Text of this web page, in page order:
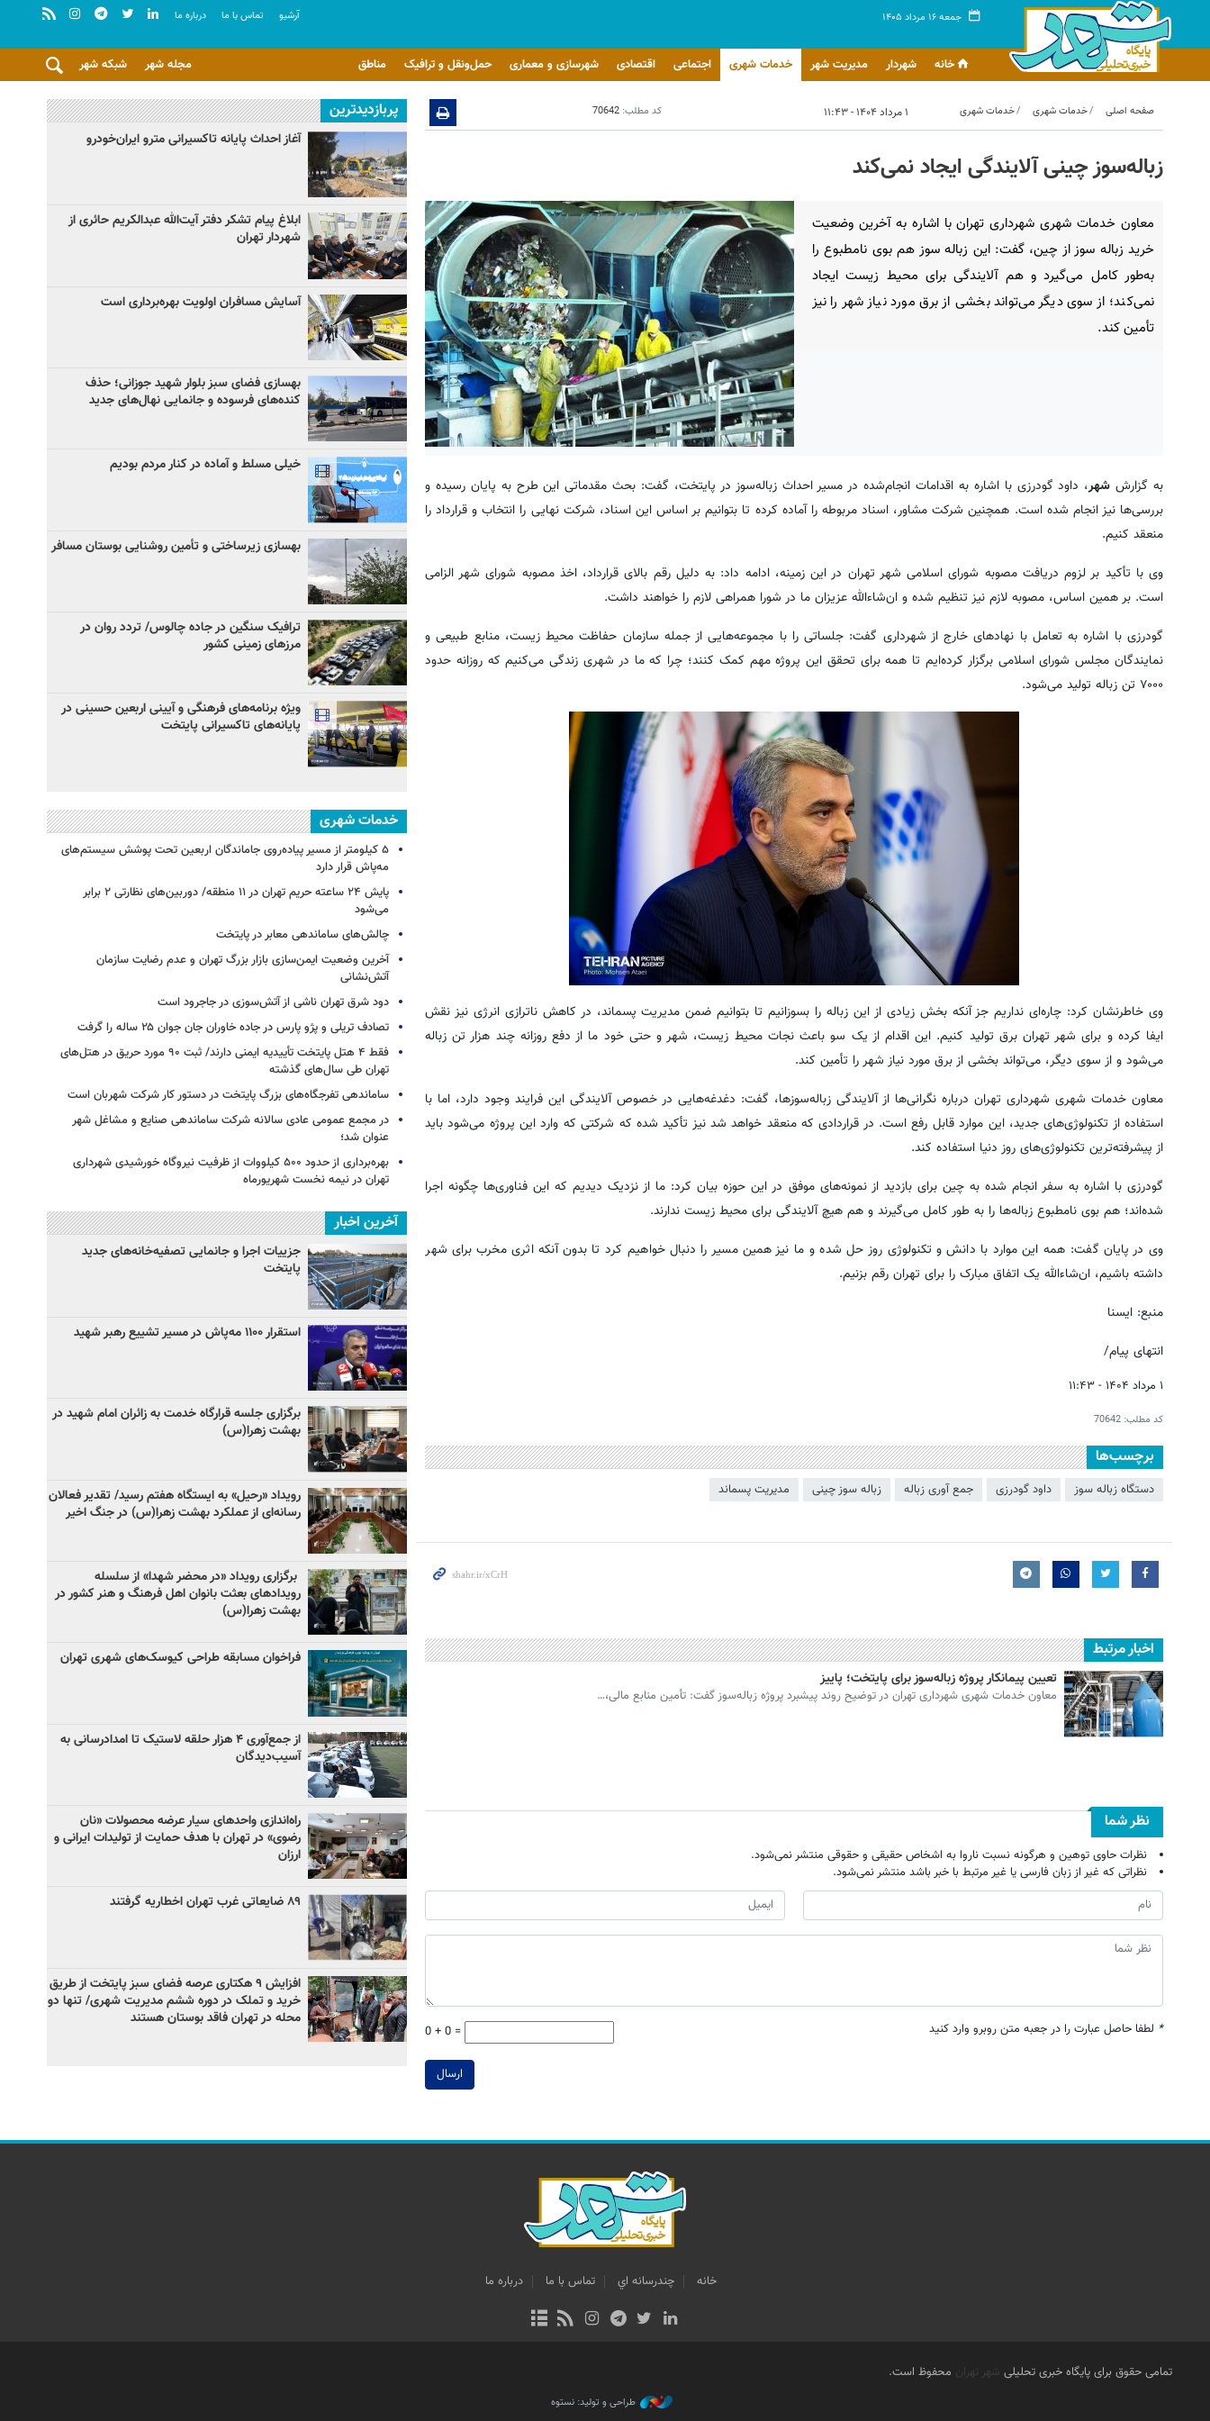
جمعه ۱۶ مرداد ۱۴۰۵ آرشيو تماس با ما درباره ما
خانه شهردار مدیریت شهر خدمات شهری اجتماعی اقتصادی شهرسازی و معماری حمل‌ونقل و ترافیک مناطق شبکه شهر مجله شهر
صفحه اصلی خدمات شهری خدمات شهری ۱ مرداد ۱۴۰۴ - ۱۱:۴۳ کد مطلب: 70642
زباله‌سوز چینی آلایندگی ایجاد نمی‌کند
معاون خدمات شهری شهرداری تهران با اشاره به آخرین وضعیت
خرید زباله سوز از چین، گفت: این زباله سوز هم بوی نامطبوع را
به‌طور کامل می‌گیرد و هم آلایندگی برای محیط زیست ایجاد
نمی‌کند؛ از سوی دیگر می‌تواند بخشی از برق مورد نیاز شهر را نیز
تأمین کند.
به گزارش شهر، داود گودرزی با اشاره به اقدامات انجام‌شده در مسیر احداث زباله‌سوز در پایتخت، گفت: بحث مقدماتی این طرح به پایان رسیده و
بررسی‌ها نیز انجام شده است. همچنین شرکت مشاور، اسناد مربوطه را آماده کرده تا بتوانیم بر اساس این اسناد، شرکت نهایی را انتخاب و قرارداد را
منعقد کنیم.
وی با تأکید بر لزوم دریافت مصوبه شورای اسلامی شهر تهران در این زمینه، ادامه داد: به دلیل رقم بالای قرارداد، اخذ مصوبه شورای شهر الزامی
است. بر همین اساس، مصوبه لازم نیز تنظیم شده و ان‌شاءالله عزیزان ما در شورا همراهی لازم را خواهند داشت.
گودرزی با اشاره به تعامل با نهادهای خارج از شهرداری گفت: جلساتی را با مجموعه‌هایی از جمله سازمان حفاظت محیط زیست، منابع طبیعی و
نمایندگان مجلس شورای اسلامی برگزار کرده‌ایم تا همه برای تحقق این پروژه مهم کمک کنند؛ چرا که ما در شهری زندگی می‌کنیم که روزانه حدود
۷۰۰۰ تن زباله تولید می‌شود.
وی خاطرنشان کرد: چاره‌ای نداریم جز آنکه بخش زیادی از این زباله را بسوزانیم تا بتوانیم ضمن مدیریت پسماند، در کاهش ناترازی انرژی نیز نقش
ایفا کرده و برای شهر تهران برق تولید کنیم. این اقدام از یک سو باعث نجات محیط زیست، شهر و حتی خود ما از دفع روزانه چند هزار تن زباله
می‌شود و از سوی دیگر، می‌تواند بخشی از برق مورد نیاز شهر را تأمین کند.
معاون خدمات شهری شهرداری تهران درباره نگرانی‌ها از آلایندگی زباله‌سوزها، گفت: دغدغه‌هایی در خصوص آلایندگی این فرایند وجود دارد، اما با
استفاده از تکنولوژی‌های جدید، این موارد قابل رفع است. در قراردادی که منعقد خواهد شد نیز تأکید شده که شرکتی که وارد این پروژه می‌شود باید
از پیشرفته‌ترین تکنولوژی‌های روز دنیا استفاده کند.
گودرزی با اشاره به سفر انجام ‌شده به چین برای بازدید از نمونه‌های موفق در این حوزه بیان کرد: ما از نزدیک دیدیم که این فناوری‌ها چگونه اجرا
شده‌اند؛ هم بوی نامطبوع زباله‌ها را به طور کامل می‌گیرند و هم هیچ آلایندگی برای محیط زیست ندارند.
وی در پایان گفت: همه این موارد با دانش و تکنولوژی روز حل شده و ما نیز همین مسیر را دنبال خواهیم کرد تا بدون آنکه اثری مخرب برای شهر
داشته باشیم، ان‌شاءالله یک اتفاق مبارک را برای تهران رقم بزنیم.
منبع: ایسنا
انتهای پیام/
۱ مرداد ۱۴۰۴ - ۱۱:۴۳
کد مطلب: 70642
برچسب‌ها
دستگاه زباله سوز داود گودرزی جمع آوری زباله زباله سوز چینی مدیریت پسماند
اخبار مرتبط
تعیین پیمانکار پروژه زباله‌سوز برای پایتخت؛ پاییز
معاون خدمات شهری شهرداری تهران در توضیح روند پیشبرد پروژه زباله‌سوز گفت: تأمین منابع مالی،…
نظر شما
نظرات حاوی توهین و هرگونه نسبت ناروا به اشخاص حقیقی و حقوقی منتشر نمی‌شود.
نظراتی که غیر از زبان فارسی یا غیر مرتبط با خبر باشد منتشر نمی‌شود.
* لطفا حاصل عبارت را در جعبه متن روبرو وارد کنید 0 + 0 =
ارسال
پربازدیدترین
آغاز احداث پایانه تاکسیرانی مترو ایران‌خودرو
ابلاغ پیام تشکر دفتر آیت‌الله عبدالکریم حائری از
شهردار تهران
آسایش مسافران اولویت بهره‌برداری است
بهسازی فضای سبز بلوار شهید جوزانی؛ حذف
کنده‌های فرسوده و جانمایی نهال‌های جدید
خیلی مسلط و آماده در کنار مردم بودیم
بهسازی زیرساختی و تأمین روشنایی بوستان مسافر
ترافیک سنگین در جاده چالوس/ تردد روان در
مرزهای زمینی کشور
ویژه برنامه‌های فرهنگی و آیینی اربعین حسینی در
پایانه‌های تاکسیرانی پایتخت
خدمات شهری
۵ کیلومتر از مسیر پیاده‌روی جاماندگان اربعین تحت پوشش سیستم‌های
مه‌پاش قرار دارد
پایش ۲۴ ساعته حریم تهران در ۱۱ منطقه/ دوربین‌های نظارتی ۲ برابر
می‌شود
چالش‌های ساماندهی معابر در پایتخت
آخرین وضعیت ایمن‌سازی بازار بزرگ تهران و عدم رضایت سازمان
آتش‌نشانی
دود شرق تهران ناشی از آتش‌سوزی در جاجرود است
تصادف تریلی و پژو پارس در جاده خاوران جان جوان ۲۵ ساله را گرفت
فقط ۴ هتل پایتخت تأییدیه ایمنی دارند/ ثبت ۹۰ مورد حریق در هتل‌های
تهران طی سال‌های گذشته
ساماندهی تفرجگاه‌های بزرگ پایتخت در دستور کار شرکت شهربان است
در مجمع عمومی عادی سالانه شرکت ساماندهی صنایع و مشاغل شهر
عنوان شد؛
بهره‌برداری از حدود ۵۰۰ کیلووات از ظرفیت نیروگاه خورشیدی شهرداری
تهران در نیمه نخست شهریورماه
آخرین اخبار
جزییات اجرا و جانمایی تصفیه‌خانه‌های جدید
پایتخت
استقرار ۱۱۰۰ مه‌پاش در مسیر تشییع رهبر شهید
برگزاری جلسه قرارگاه خدمت به زائران امام شهید در
بهشت زهرا(س)
رویداد «رحیل» به ایستگاه هفتم رسید/ تقدیر فعالان
رسانه‌ای از عملکرد بهشت زهرا(س) در جنگ اخیر
برگزاری رویداد «در محضر شهدا» از سلسله
رویدادهای بعثت بانوان اهل فرهنگ و هنر کشور در
بهشت زهرا(س)
فراخوان مسابقه طراحی کیوسک‌های شهری تهران
از جمع‌آوری ۴ هزار حلقه لاستیک تا امدادرسانی به
آسیب‌دیدگان
راه‌اندازی واحدهای سیار عرضه محصولات «نان
رضوی» در تهران با هدف حمایت از تولیدات ایرانی و
ارزان
۸۹ ضایعاتی غرب تهران اخطاریه گرفتند
افزایش ۹ هکتاری عرصه فضای سبز پایتخت از طریق
خرید و تملک در دوره ششم مدیریت شهری/ تنها دو
محله در تهران فاقد بوستان هستند
خانه چندرسانه اي تماس با ما درباره ما
تمامی حقوق برای پایگاه خبری تحلیلی شهر تهران محفوظ است.
طراحی و تولید: نستوه